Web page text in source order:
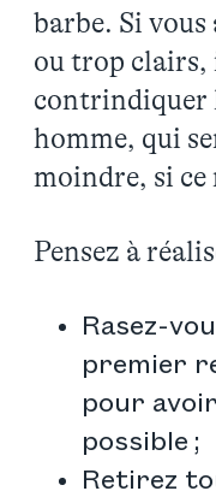
barbe. Si
ou trop clairs,
contrindiquer
homme, qui
moindre, si ce
Pensez à
Rasez-
premier
pour
possible ;
Retirez